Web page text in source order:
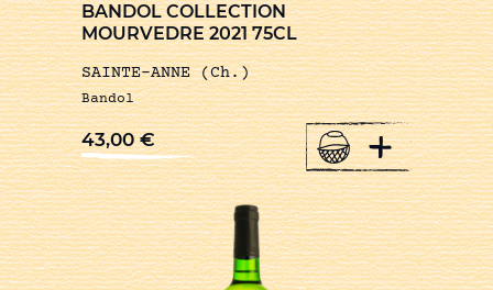
BANDOL COLLECTION
MOURVEDRE 2021 75CL
SAINTE-ANNE (Ch.)
Bandol
43,00€ +